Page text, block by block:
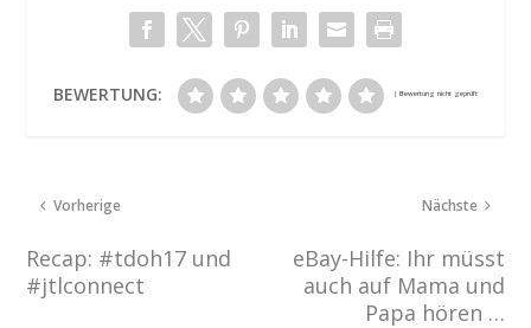
BEWERTUNG:
Vorherige
Recap: #tdoh17 und
#jtlconnect
Nächste
eBay-Hilfe: Ihr müsst
auch auf Mama und
Papa hören …